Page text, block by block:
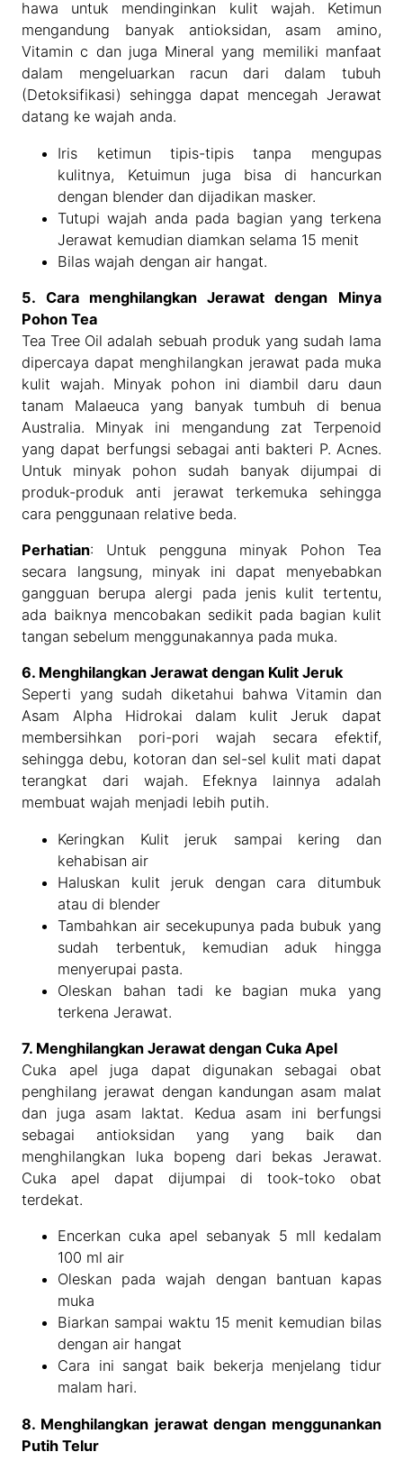
hawa untuk mendinginkan kulit wajah. Ketimun
mengandung banyak antioksidan, asam amino,
Vitamin c dan juga Mineral yang memiliki manfaat
dalam mengeluarkan racun dari dalam tubuh
(Detoksifikasi) sehingga dapat mencegah Jerawat
datang ke wajah anda.
Iris ketimun tipis-tipis tanpa mengupas
kulitnya, Ketuimun juga bisa di hancurkan
dengan blender dan dijadikan masker.
Tutupi wajah anda pada bagian yang terkena
Jerawat kemudian diamkan selama 15 menit
Bilas wajah dengan air hangat.
5. Cara menghilangkan Jerawat dengan Minya
Pohon Tea
Tea Tree Oil adalah sebuah produk yang sudah lama
dipercaya dapat menghilangkan jerawat pada muka
kulit wajah. Minyak pohon ini diambil daru daun
tanam Malaeuca yang banyak tumbuh di benua
Australia. Minyak ini mengandung zat Terpenoid
yang dapat berfungsi sebagai anti bakteri P. Acnes.
Untuk minyak pohon sudah banyak dijumpai di
produk-produk anti jerawat terkemuka sehingga
cara penggunaan relative beda.
Perhatian: Untuk pengguna minyak Pohon Tea
secara langsung, minyak ini dapat menyebabkan
gangguan berupa alergi pada jenis kulit tertentu,
ada baiknya mencobakan sedikit pada bagian kulit
tangan sebelum menggunakannya pada muka.
6. Menghilangkan Jerawat dengan Kulit Jeruk
Seperti yang sudah diketahui bahwa Vitamin dan
Asam Alpha Hidrokai dalam kulit Jeruk dapat
membersihkan pori-pori wajah secara efektif,
sehingga debu, kotoran dan sel-sel kulit mati dapat
terangkat dari wajah. Efeknya lainnya adalah
membuat wajah menjadi lebih putih.
Keringkan Kulit jeruk sampai kering dan
kehabisan air
Haluskan kulit jeruk dengan cara ditumbuk
atau di blender
Tambahkan air secekupunya pada bubuk yang
sudah terbentuk, kemudian aduk hingga
menyerupai pasta.
Oleskan bahan tadi ke bagian muka yang
terkena Jerawat.
7. Menghilangkan Jerawat dengan Cuka Apel
Cuka apel juga dapat digunakan sebagai obat
penghilang jerawat dengan kandungan asam malat
dan juga asam laktat. Kedua asam ini berfungsi
sebagai antioksidan yang yang baik dan
menghilangkan luka bopeng dari bekas Jerawat.
Cuka apel dapat dijumpai di took-toko obat
terdekat.
Encerkan cuka apel sebanyak 5 mll kedalam
100 ml air
Oleskan pada wajah dengan bantuan kapas
muka
Biarkan sampai waktu 15 menit kemudian bilas
dengan air hangat
Cara ini sangat baik bekerja menjelang tidur
malam hari.
8. Menghilangkan jerawat dengan menggunankan
Putih Telur